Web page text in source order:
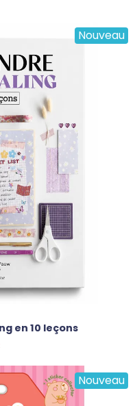
Nouveau
en 10 leçons
Nouveau